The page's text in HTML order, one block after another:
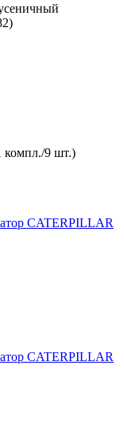
компл./9 шт.)